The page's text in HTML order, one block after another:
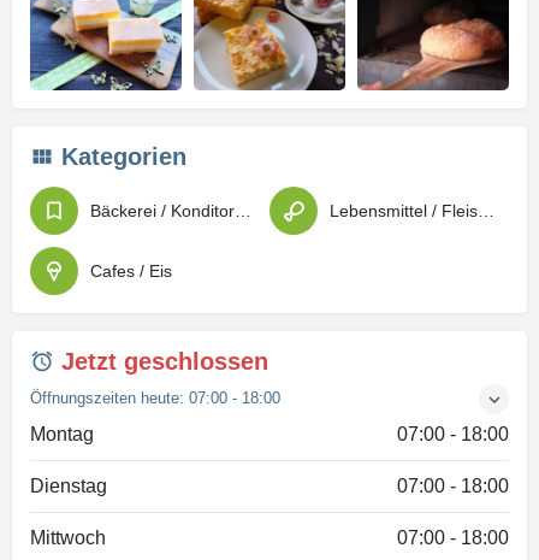
Kategorien
Cafes / Eis
Jetzt geschlossen
Öffnungszeiten heute: 07:00 - 18:00
Montag 07:00 - 18:00
Dienstag 07:00 - 18:00
Mittwoch 07:00 - 18:00